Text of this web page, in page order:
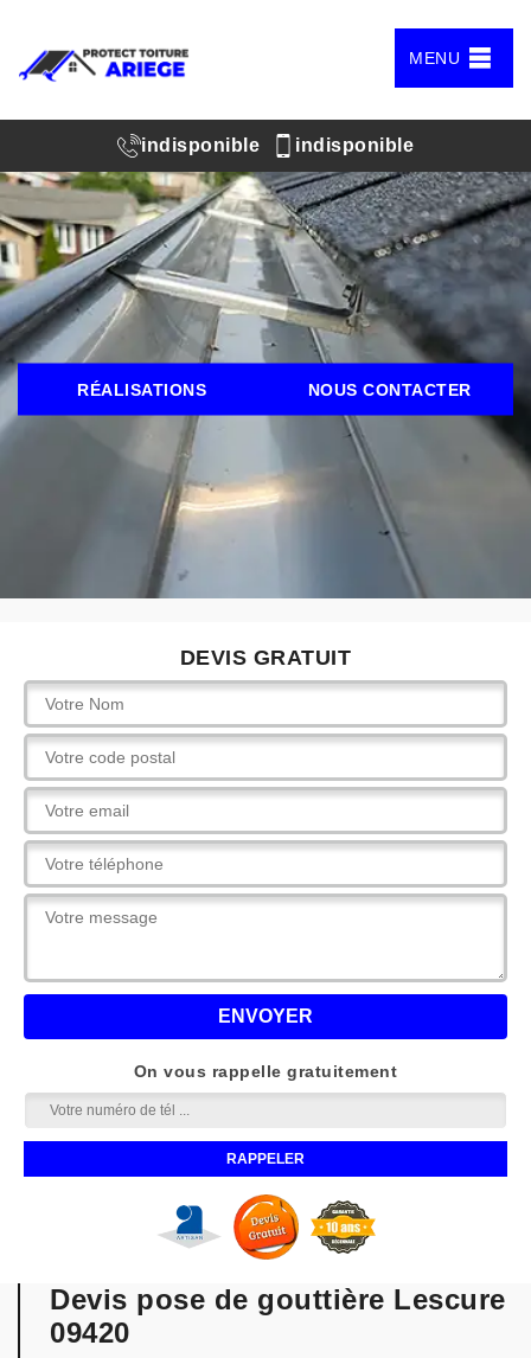
MENU
indisponible indisponible
RÉALISATIONS NOUS CONTACTER
DEVIS GRATUIT
On vous rappelle gratuitement
Devis pose de gouttière Lescure
09420